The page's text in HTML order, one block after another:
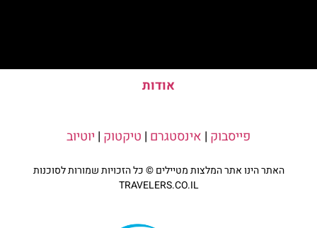
אודות
פייסבוק | אינסטגרם | טיקטוק | יוטיוב
האתר הינו אתר המלצות מטיילים © כל הזכויות שמורות לסוכנות
TRAVELERS.CO.IL